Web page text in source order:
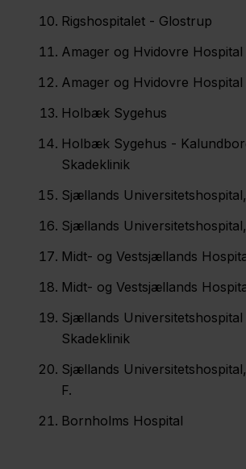
Rigshospitalet - Glostrup
Amager og Hvidovre
Amager og Hvidovre
Holbæk Sygehus
Holbæk Sygehus -
Skadeklinik
Sjællands
Sjællands
Midt- og Vestsjællands
Midt- og Vestsjællands
Sjællands
Skadeklinik
Sjællands
F.
Bornholms Hospital